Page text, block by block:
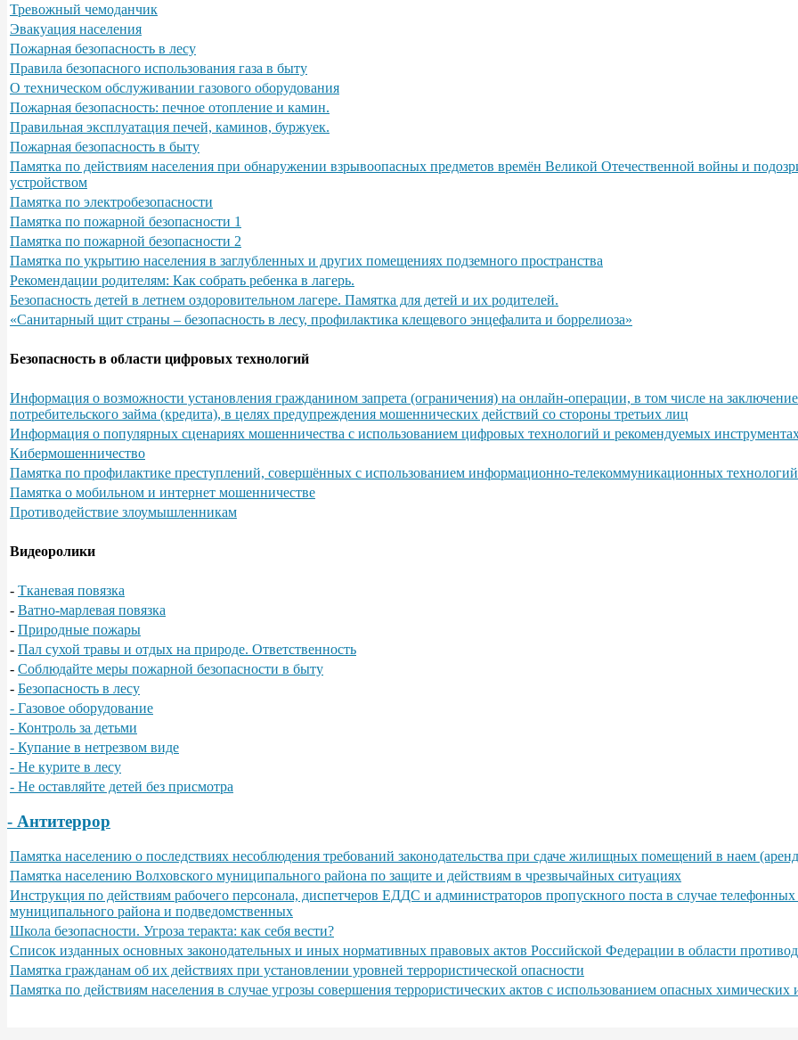
Тревожный чемоданчик
Эвакуация населения
Пожарная безопасность в лесу
Правила безопасного использования газа в быту
О техническом обслуживании газового оборудования
Пожарная безопасность: печное отопление и камин.
Правильная эксплуатация печей, каминов, буржуек.
Пожарная безопасность в быту
Памятка по действиям населения при обнаружении взрывоопасных предметов времён Великой Отечественной войны и
устройством
Памятка по электробезопасности
Памятка по пожарной безопасности 1
Памятка по пожарной безопасности 2
Памятка по укрытию населения в заглубленных и других помещениях подземного пространства
Рекомендации родителям: Как собрать ребенка в лагерь.
Безопасность детей в летнем оздоровительном лагере. Памятка для детей и их родителей.
«Санитарный щит страны – безопасность в лесу, профилактика клещевого энцефалита и боррелиоза»
Безопасность в области цифровых технологий
Информация о возможности установления гражданином запрета (ограничения) на онлайн-операции, в том числе на
потребительского займа (кредита), в целях предупреждения мошеннических действий со стороны третьих лиц
Информация о популярных сценариях мошенничества с использованием цифровых технологий и рекомендуемых
Кибермошенничество
Памятка по профилактике преступлений, совершённых с использованием информационно-телекоммуникационных технологий
Памятка о мобильном и интернет мошенничестве
Противодействие злоумышленникам
Видеоролики
- Тканевая повязка
- Ватно-марлевая повязка
- Природные пожары
- Пал сухой травы и отдых на природе. Ответственность
- Соблюдайте меры пожарной безопасности в быту
- Безопасность в лесу
- Газовое оборудование
- Контроль за детьми
- Купание в нетрезвом виде
- Не курите в лесу
- Не оставляйте детей без присмотра
- Антитеррор
Памятка населению о последствиях несоблюдения требований законодательства при сдаче жилищных помещений в наем
Памятка населению Волховского муниципального района по защите и действиям в чрезвычайных ситуациях
Инструкция по действиям рабочего персонала, диспетчеров ЕДДС и администраторов пропускного поста в случае
муниципального района и подведомственных
Школа безопасности. Угроза теракта: как себя вести?
Список изданных основных законодательных и иных нормативных правовых актов Российской Федерации в области
Памятка гражданам об их действиях при установлении уровней террористической опасности
Памятка по действиям населения в случае угрозы совершения террористических актов с использованием опасных